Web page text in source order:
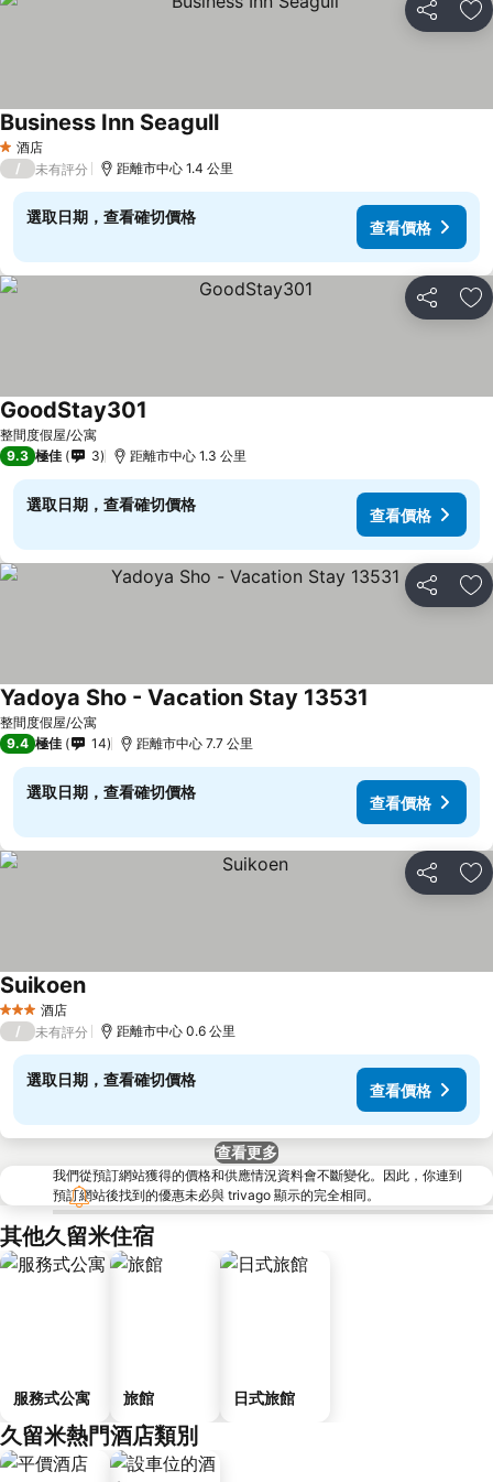
分享 放
1 星級
酒店
Business Inn Seagull查看價格
/ 未有評分 距離市中心 1.4 公里
選取日期，查看確切價格
查看價格
分享 放
整間度假屋/公寓
GoodStay301
9.3 極佳 3 距離市中心 1.3 公里
選取日期，查看確切價格
查看價格
分享 放
整間度假屋/公寓
Yadoya Sho - Vacation Stay 13531
9.4 極佳 14 距離市中心 7.7 公里
選取日期，查看確切價格
查看價格
分享 放
3 星級 酒店
Suikoen查看價格
/ 未有評分 距離市中心 0.6 公里
選取日期，查看確切價格
查看價格
查看更多
我們從預訂網站獲得的價格和供應情況資料會不斷變化。因此，你連到
預訂網站後找到的優惠未必與 trivago 顯示的完全相同。
其他久留米住宿
服務式公寓 旅館 日式旅館
久留米熱門酒店類別